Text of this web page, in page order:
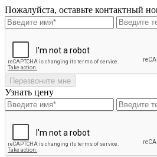
Пожалуйста, оставьте контактный
Перезвоните мне
Узнать цену